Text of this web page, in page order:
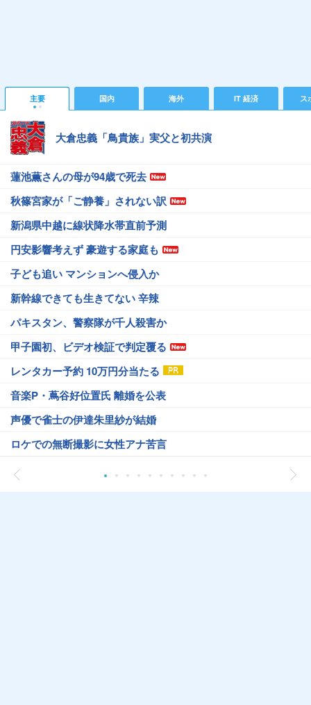
主要 国内 海外 IT 経済 ス
大倉忠義「鳥貴族」実父と初共演
蓮池薫さんの母が94歳で死去
秋篠宮家が「ご静養」されない訳
新潟県中越に線状降水帯直前予測
円安影響考えず 豪遊する家庭も
子ども追い マンションへ侵入か
新幹線できても生きてない 辛辣
パキスタン、警察隊が千人殺害か
甲子園初、ビデオ検証で判定覆る
レンタカー予約 10万円分当たる
音楽P・蔦谷好位置氏 離婚を公表
声優で雀士の伊達朱里紗が結婚
ロケでの無断撮影に女性アナ苦言